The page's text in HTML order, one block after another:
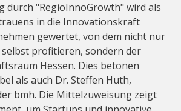
durch "RegioInnoGrowth" wird als
in die Innovationskraft
gewertet, von dem nicht nur
profitieren, sondern der
Hessen. Dies betonen
als auch Dr. Steffen Huth,
bmh. Die Mittelzuweisung zeigt